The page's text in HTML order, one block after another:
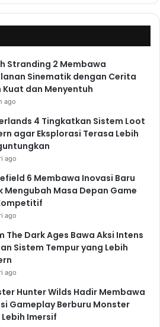
Stranding 2 Membawa
Sinematik dengan Cerita
Kuat dan Menyentuh
ago
4 Tingkatkan Sistem Loot
agar Eksplorasi Terasa Lebih
ago
6 Membawa Inovasi Baru
Mengubah Masa Depan Game
ago
The Dark Ages Bawa Aksi Intens
Sistem Tempur yang Lebih
ago
Hunter Wilds Hadir Membawa
Gameplay Berburu Monster
Imersif